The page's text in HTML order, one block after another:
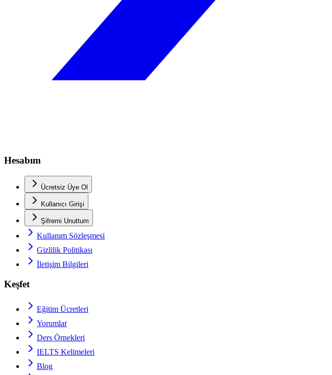
Hesabım
Ücretsiz Üye Ol
Kullanıcı Girişi
Şifremi Unuttum
Kullanım Sözleşmesi
Gizlilik Politikası
İletişim Bilgileri
Keşfet
Eğitim Ücretleri
Yorumlar
Ders Örnekleri
IELTS Kelimeleri
Blog